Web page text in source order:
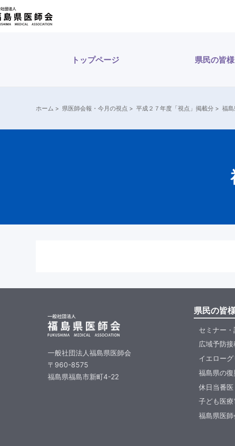
トップページ 県民の皆様
ホーム > 県医師会報・今月の視点 > 平成２７年度「視点」掲載分 > 福
一般社団法人福島県医師会
〒960-8575
福島県福島市新町4-22
県民の皆
セミナー
広域予防接
イエロー
福島県の復
休日当番
子ども医
福島県医